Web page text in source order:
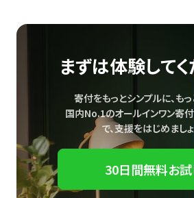
まずは体験してく
寄付をもっとシンプルに、も
国内No.1のオールインワン寄
で、支援をはじめましょ
30日間無料お試